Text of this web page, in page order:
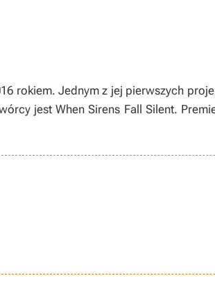
rokiem. Jednym z jej pierwszych
jest When Sirens Fall Silent.